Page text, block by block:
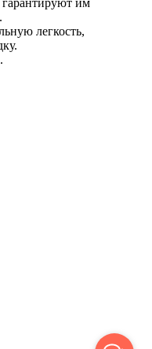
им
легкость,